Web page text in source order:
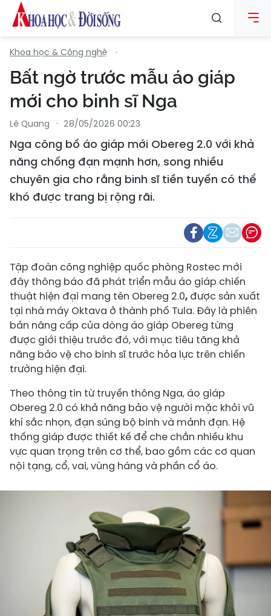
Khoa học & Công nghệ
Bất ngờ trước mẫu áo giáp
mới cho binh sĩ Nga
Lê Quang 28/05/2026 00:23
Nga công bố áo giáp mới Obereg 2.0 với khả
năng chống đạn mạnh hơn, song nhiều
chuyên gia cho rằng binh sĩ tiền tuyến có thể
khó được trang bị rộng rãi.
Tập đoàn công nghiệp quốc phòng Rostec mới
đây thông báo đã phát triển mẫu áo giáp chiến
thuật hiện đại mang tên Obereg 2.0, được sản xuất
tại nhà máy Oktava ở thành phố Tula. Đây là phiên
bản nâng cấp của dòng áo giáp Obereg từng
được giới thiệu trước đó, với mục tiêu tăng khả
năng bảo vệ cho binh sĩ trước hỏa lực trên chiến
trường hiện đại.
Theo thông tin từ truyền thông Nga, áo giáp
Obereg 2.0 có khả năng bảo vệ người mặc khỏi vũ
khí sắc nhọn, đạn súng bộ binh và mảnh đạn. Hệ
thống giáp được thiết kế để che chắn nhiều khu
vực quan trọng trên cơ thể, bao gồm các cơ quan
nội tạng, cổ, vai, vùng háng và phần cổ áo.